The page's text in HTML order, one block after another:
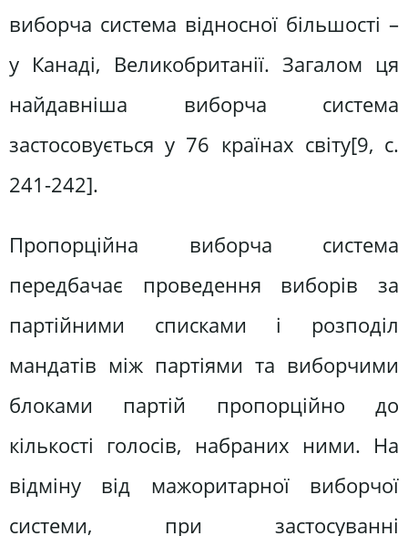
виборча система відносної більшості –
у Канаді, Великобританії. Загалом ця
найдавніша виборча система
застосовується у 76 країнах світу[9, c.
241-242].
Пропорційна виборча система
передбачає проведення виборів за
партійними списками і розподіл
мандатів між партіями та виборчими
блоками партій пропорційно до
кількості голосів, набраних ними. На
відміну від мажоритарної виборчої
системи, при застосуванні